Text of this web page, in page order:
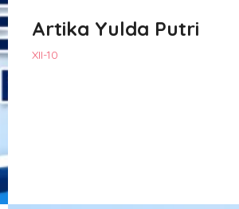
Artika Yulda Putri
XII-10